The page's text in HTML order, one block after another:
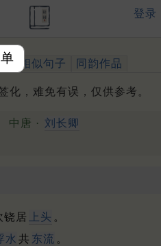
登录
相似句子 同韵作品
化，难免有误，仅供参考。
中唐 · 刘长卿
铙居 上头 。
水 共 东流 。